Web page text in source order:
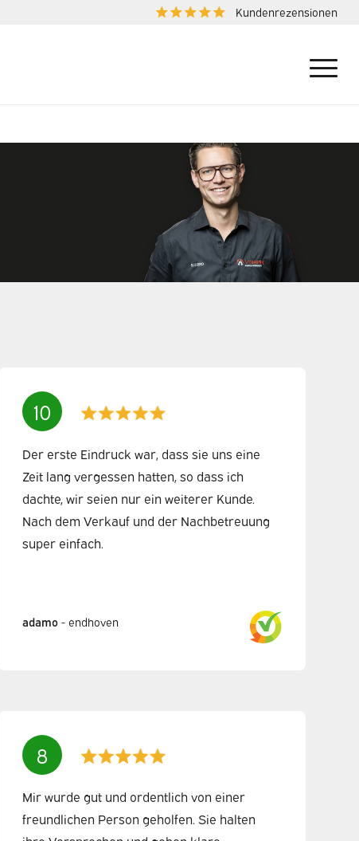
Kundenrezensionen
10
Der erste Eindruck war, dass sie uns eine
Zeit lang vergessen hatten, so dass ich
dachte, wir seien nur ein weiterer Kunde.
Nach dem Verkauf und der Nachbetreuung
super einfach.
adamo -endhoven
8
Mir wurde gut und ordentlich von einer
freundlichen Person geholfen. Sie halten